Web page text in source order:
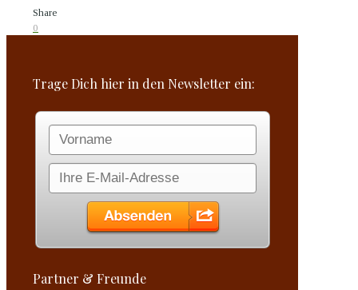
Share
0
Trage Dich hier in den Newsletter ein:
Partner & Freunde